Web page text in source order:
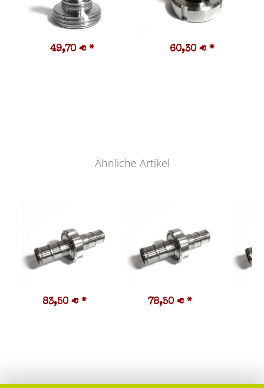
49,70 € * 60,30 € *
Ähnliche Artikel
83,50 € * 78,50 € *